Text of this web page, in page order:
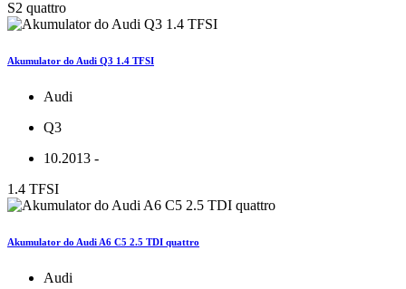
S2 quattro
Akumulator do Audi Q3 1.4 TFSI
Audi
Q3
10.2013 -
1.4 TFSI
Akumulator do Audi A6 C5 2.5 TDI quattro
Audi